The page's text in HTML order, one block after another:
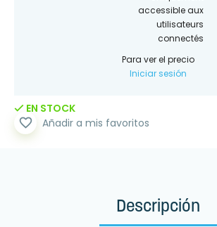
accessible aux
utilisateurs
connectés
Para ver el precio
Iniciar sesión
EN STOCK
favorite_border Añadir a mis favoritos
Descripción